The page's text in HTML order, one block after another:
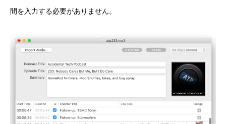
間を入力する必要がありません。